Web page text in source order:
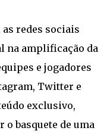
redes sociais
na amplificação da
e jogadores
Twitter e
exclusivo,
basquete de uma